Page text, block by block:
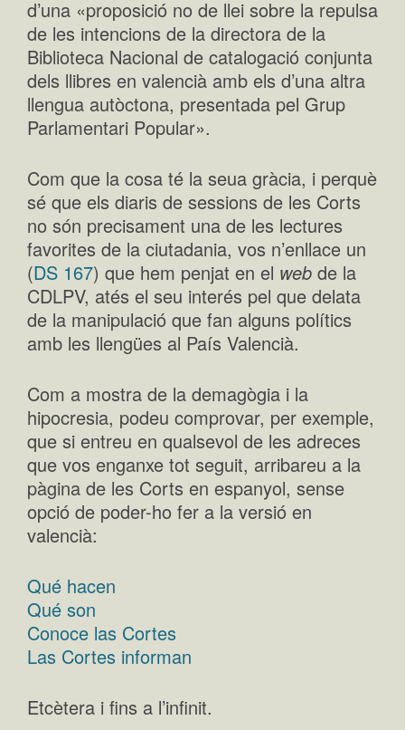
d’una «proposició no de llei sobre la repulsa
de les intencions de la directora de la
Biblioteca Nacional de catalogació conjunta
dels llibres en valencià amb els d’una altra
llengua autòctona, presentada pel Grup
Parlamentari Popular».
Com que la cosa té la seua gràcia, i perquè
sé que els diaris de sessions de les Corts
no són precisament una de les lectures
favorites de la ciutadania, vos n’enllace un
(DS 167) que hem penjat en el web de la
CDLPV, atés el seu interés pel que delata
de la manipulació que fan alguns polítics
amb les llengües al País Valencià.
Com a mostra de la demagògia i la
hipocresia, podeu comprovar, per exemple,
que si entreu en qualsevol de les adreces
que vos enganxe tot seguit, arribareu a la
pàgina de les Corts en espanyol, sense
opció de poder-ho fer a la versió en
valencià:
Qué hacen
Qué son
Conoce las Cortes
Las Cortes informan
Etcètera i fins a l’infinit.